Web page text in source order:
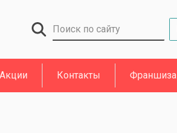
Акции Контакты Франшиза